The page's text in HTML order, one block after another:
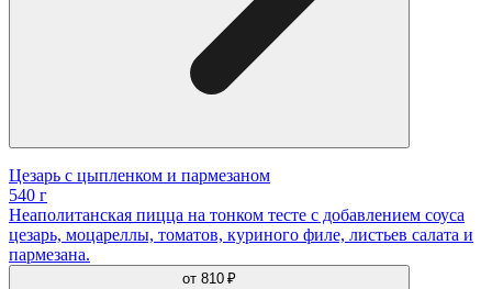
Цезарь с цыпленком и пармезаном
540 г
Неаполитанская пицца на тонком тесте с добавлением соуса
цезарь, моцареллы, томатов, куриного филе, листьев салата и
пармезана.
от 810 ₽